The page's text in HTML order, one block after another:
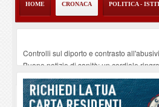
HOME CRONACA POLITICA -
Controlli sul diporto e contrasto
Buone notizie di sanità: un cordiale
Altiero Spinelli e Ursula Hirschmann
Capoliveri, potenziata la pulizia dei bordi
Marina di Campo tra i porti interessati